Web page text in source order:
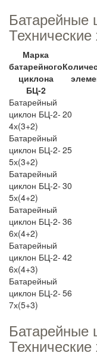
Батарейные
Технические
Марка
батарейного
циклона
БЦ-2
Батарейный
циклон БЦ-2-
4х(3+2)
20
Батарейный
циклон БЦ-2-
5х(3+2)
25
Батарейный
циклон БЦ-2-
5х(4+2)
30
Батарейный
циклон БЦ-2-
6х(4+2)
36
Батарейный
циклон БЦ-2-
6х(4+3)
42
Батарейный
циклон БЦ-2-
7х(5+3)
56
Батарейные
Технические